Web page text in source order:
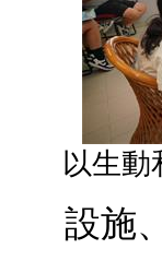
以生
設施